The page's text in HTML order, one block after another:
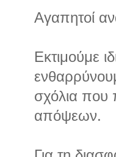
Αγαπητοί
Εκτιμούμε
σχόλια που
απόψεων.